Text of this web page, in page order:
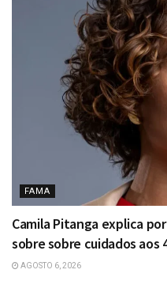
FAMA
Camila Pitanga explica
sobre sobre cuidados aos
AGOSTO 6, 2026